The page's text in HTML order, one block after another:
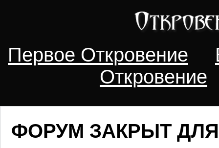
Первое Откровение
Откровение
ФОРУМ ЗАКРЫТ